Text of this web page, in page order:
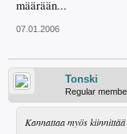
määrään...
07.01.2006
Tonski
Regular
Kannattaa myös